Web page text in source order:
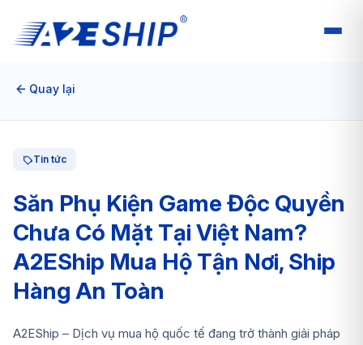
Quay lại
Tin tức
Săn Phụ Kiện Game Độc Quyền
Chưa Có Mặt Tại Việt Nam?
A2EShip Mua Hộ Tận Nơi, Ship
Hàng An Toàn
A2EShip – Dịch vụ mua hộ quốc tế đang trở thành giải pháp